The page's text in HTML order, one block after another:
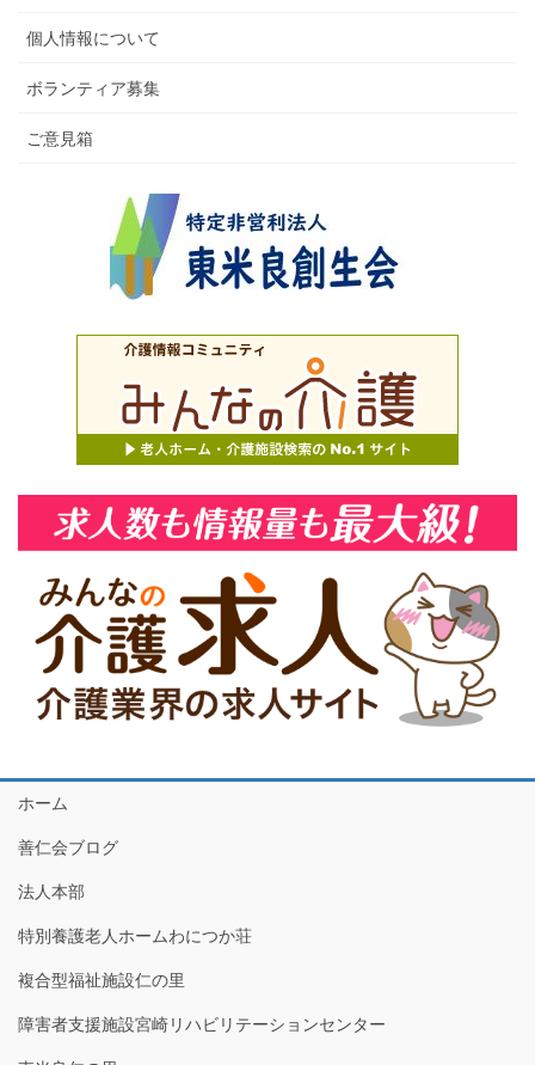
個人情報について
ボランティア募集
ご意見箱
ホーム
善仁会ブログ
法人本部
特別養護老人ホームわにつか荘
複合型福祉施設仁の里
障害者支援施設宮崎リハビリテーションセンター